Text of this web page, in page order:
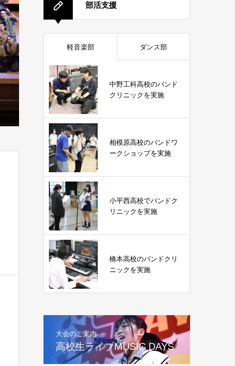
部活支援
軽音楽部 ダンス部
中野工科高校のバンド
クリニックを実施
相模原高校のバンドワ
ークショップを実施
小平西高校でバンドク
リニックを実施
橋本高校のバンドクリ
ニックを実施
大会のご案内
高校生ライブMUSIC DAYS